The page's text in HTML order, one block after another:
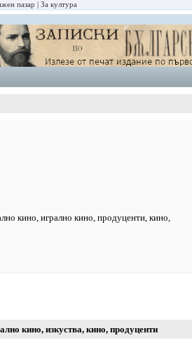
пазар За култура
кино,игрално кино,продуценти,кино,
кино, изкуства, кино, продуценти